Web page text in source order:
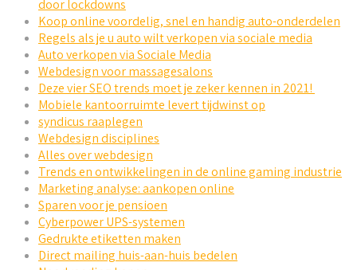
door lockdowns
Koop online voordelig, snel en handig auto-onderdelen
Regels als je u auto wilt verkopen via sociale media
Auto verkopen via Sociale Media
Webdesign voor massagesalons
Deze vier SEO trends moet je zeker kennen in 2021!
Mobiele kantoorruimte levert tijdwinst op
syndicus raaplegen
Webdesign disciplines
Alles over webdesign
Trends en ontwikkelingen in de online gaming industrie
Marketing analyse: aankopen online
Sparen voor je pensioen
Cyberpower UPS-systemen
Gedrukte etiketten maken
Direct mailing huis-aan-huis bedelen